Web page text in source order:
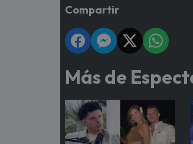
Compartir
Más de